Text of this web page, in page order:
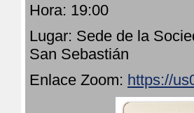
Hora: 19:00
Lugar: Sede de la
San Sebastián
Enlace Zoom: https://